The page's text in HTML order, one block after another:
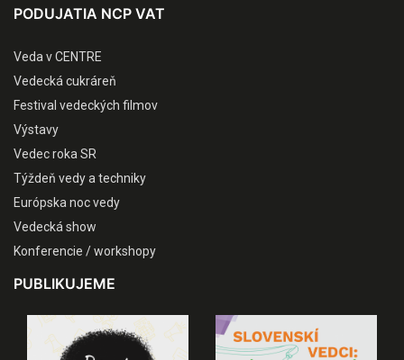
PODUJATIA NCP VAT
Veda v CENTRE
Vedecká cukráreň
Festival vedeckých filmov
Výstavy
Vedec roka SR
Týždeň vedy a techniky
Európska noc vedy
Vedecká show
Konferencie / workshopy
PUBLIKUJEME